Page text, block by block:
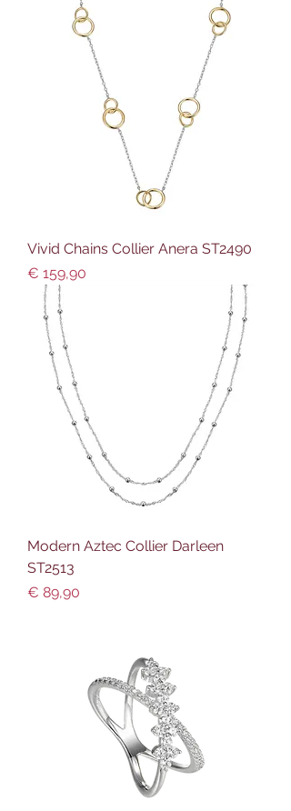
Vivid Chains Collier Anera ST2490
Preis
€ 159,90
Modern Aztec Collier Darleen
ST2513
Preis
€ 89,90